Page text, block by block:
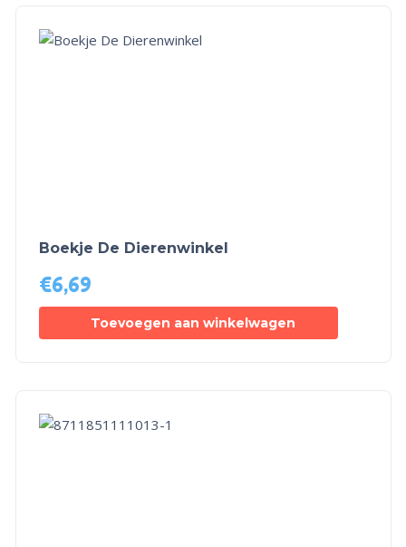
Boekje De Dierenwinkel
€6,69
Toevoegen aan winkelwagen